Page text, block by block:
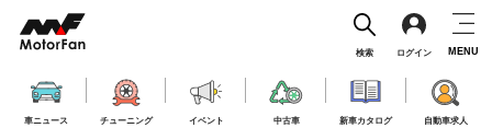
車ニュース チューニング イベント 中古車 新車カタログ 自動車求人
検索 ログイン MENU